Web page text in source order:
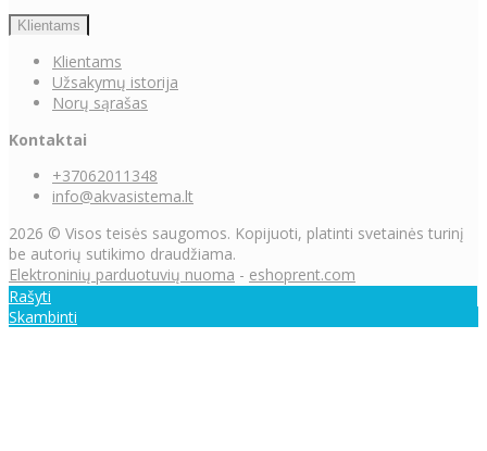
Klientams
Klientams
Užsakymų istorija
Norų sąrašas
Kontaktai
+37062011348
info@akvasistema.lt
2026 © Visos teisės saugomos. Kopijuoti, platinti svetainės turinį
be autorių sutikimo draudžiama.
Elektroninių parduotuvių nuoma - eshoprent.com
Rašyti
Skambinti